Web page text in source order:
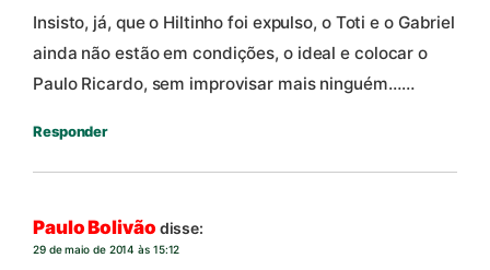
Insisto, já, que o Hiltinho foi expulso, o Toti e o Gabriel
ainda não estão em condições, o ideal e colocar o
Paulo Ricardo, sem improvisar mais ninguém……
Responder
Paulo Bolivão disse:
29 de maio de 2014 às 15:12